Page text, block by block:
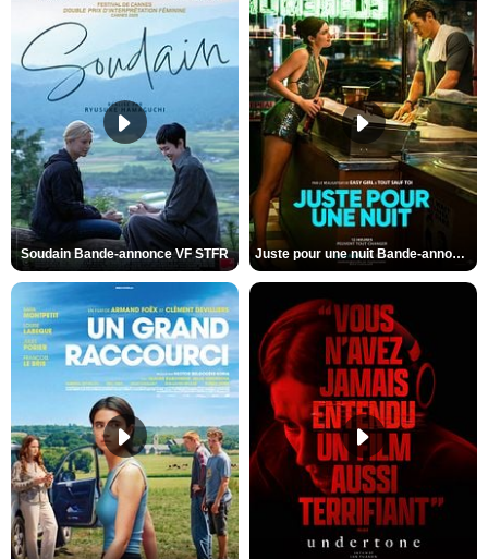
Soudain Bande-annonce VF STFR Juste pour une nuit Bande-annonce VO STFR